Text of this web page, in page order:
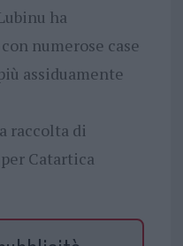
ha
numerose case
assiduamente
raccolta di
Catartica